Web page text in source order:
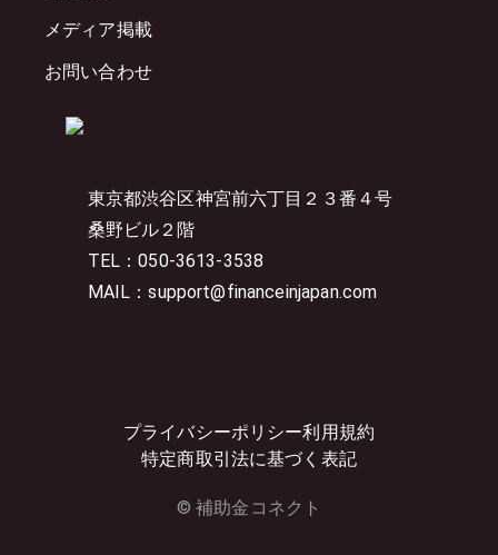
東京都渋谷区神宮前六丁目２３番４号
桑野ビル２階
TEL：050-3613-3538
MAIL：support@financeinjapan.com
プライバシーポリシー利用規約
特定商取引法に基づく表記
© 補助金コネクト
メディア掲載
お問い合わせ